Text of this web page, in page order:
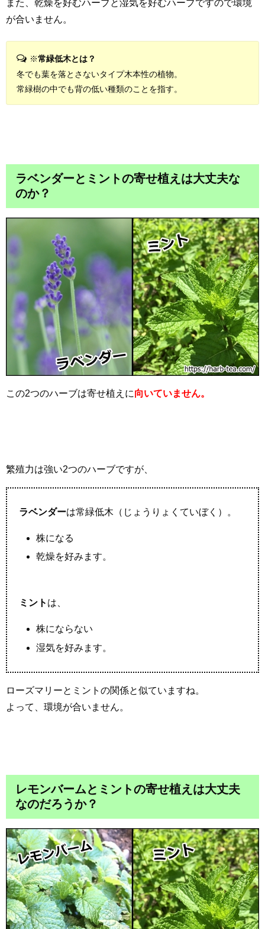
また、乾燥を好むハーブと湿気を好むハーブですので環境
が合いません。
※常緑低木とは？
冬でも葉を落とさないタイプ木本性の植物。
常緑樹の中でも背の低い種類のことを指す。
ラベンダーとミントの寄せ植えは大丈夫な
のか？
この2つのハーブは寄せ植えに向いていません。
繁殖力は強い2つのハーブですが、
ラベンダーは常緑低木（じょうりょくていぼく）。
株になる
乾燥を好みます。
ミント は、
株にならない
湿気を好みます。
ローズマリーとミントの関係と似ていますね。
よって、環境が合いません。
レモンバームとミントの寄せ植えは大丈夫
なのだろうか？